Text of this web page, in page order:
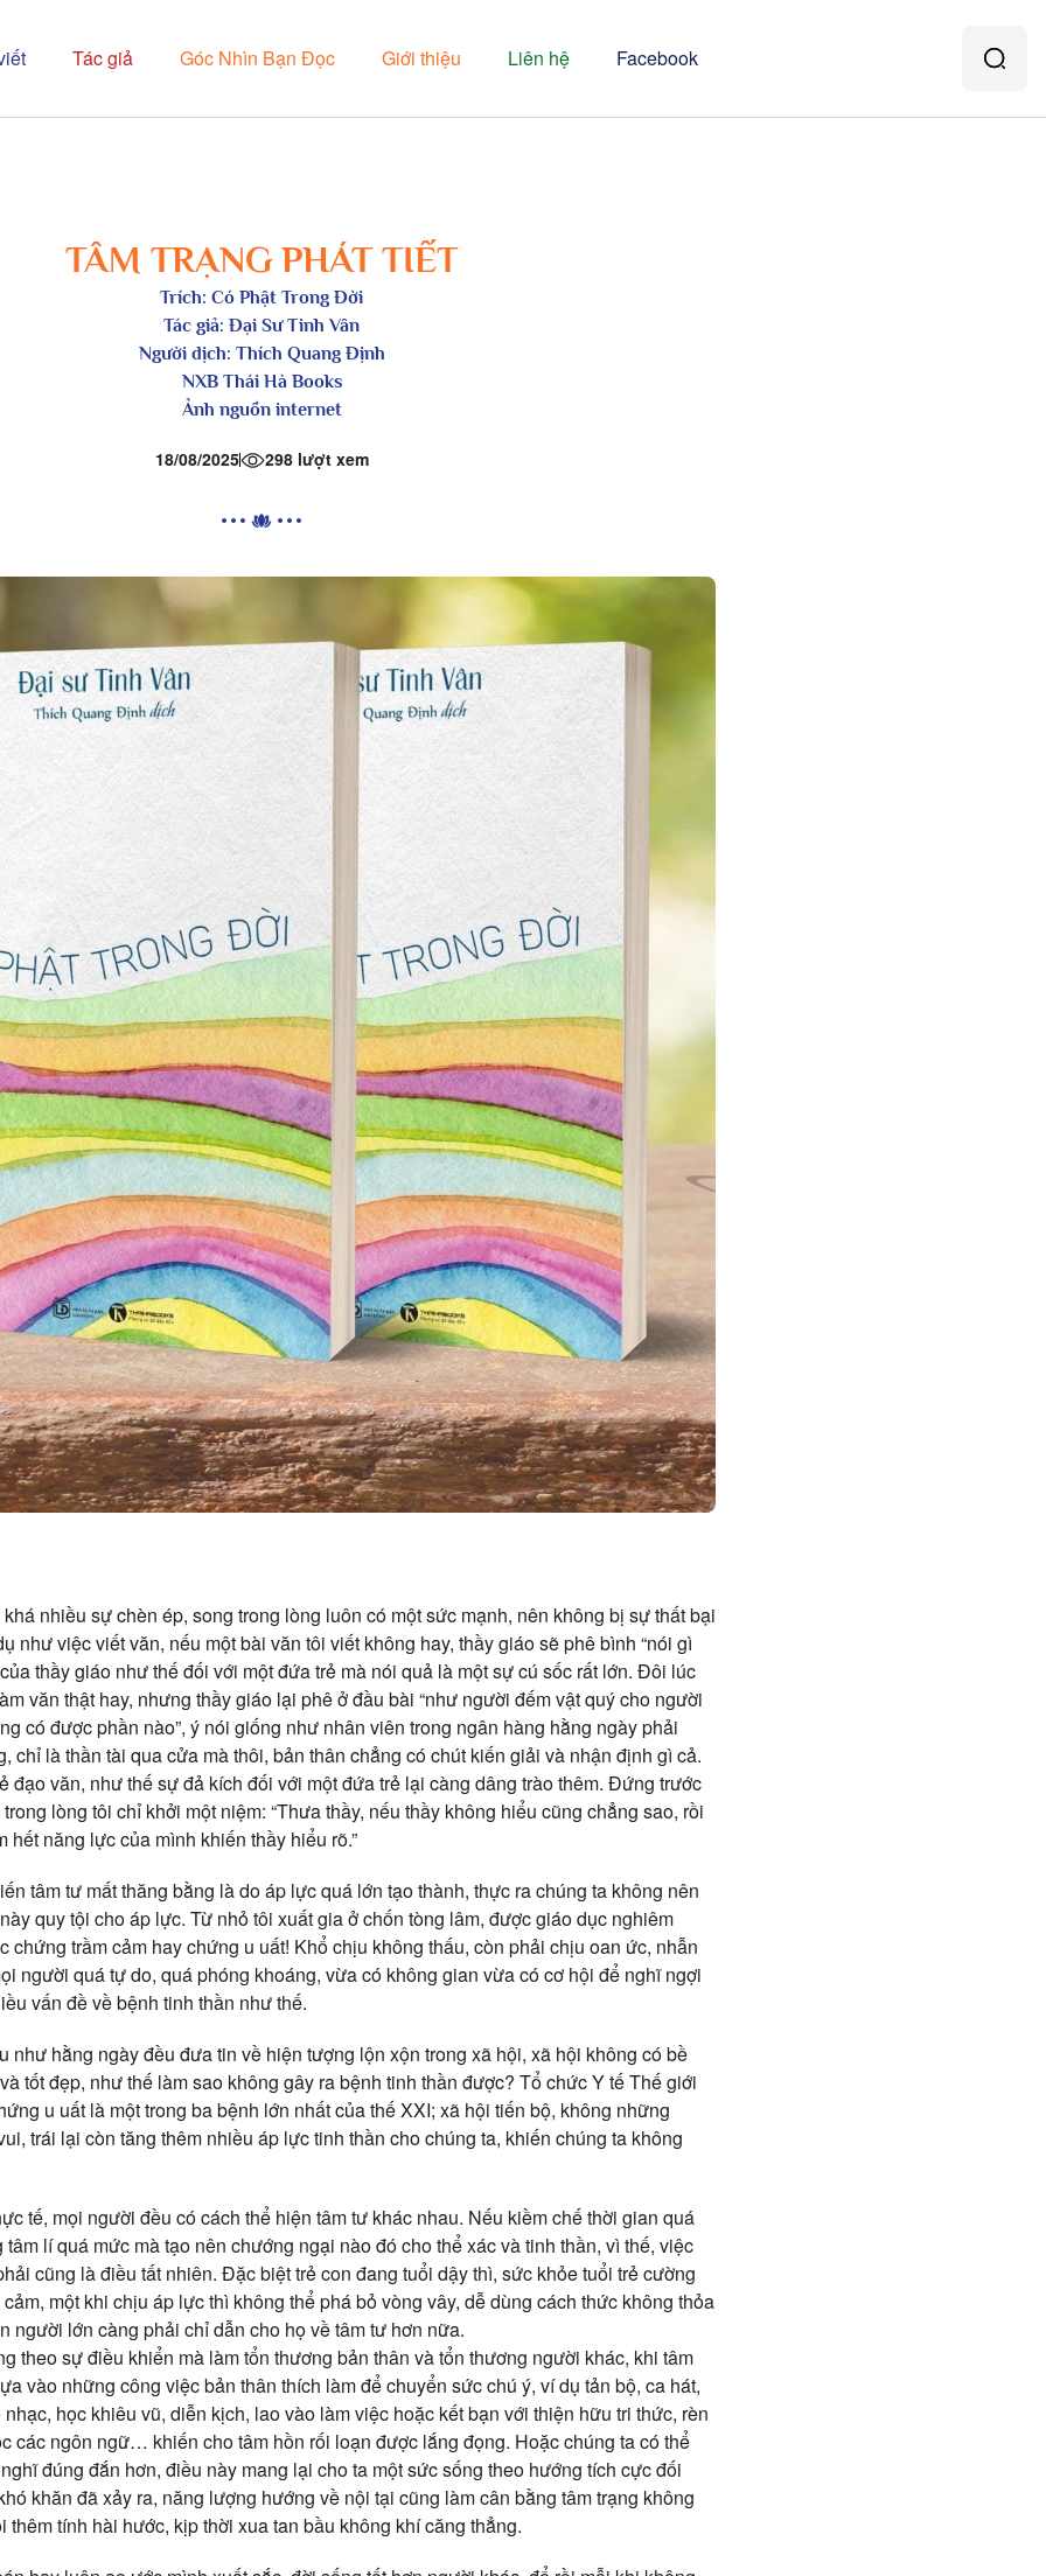
Tác giả Góc Nhìn Bạn Đọc Giới thiệu Liên hệ Facebook
TÂM TRẠNG PHÁT TIẾT
Trích: Có Phật Trong Đời
Tác giả: Đại Sư Tinh Vân
Người dịch: Thích Quang Định
NXB Thái Hà Books
Ảnh nguồn internet
18/08/2025 298 lượt xem
nhiều sự chèn ép, song trong lòng luôn có một sức mạnh, nên không bị sự thất bại
như việc viết văn, nếu một bài văn tôi viết không hay, thầy giáo sẽ phê bình “nói gì
thầy giáo như thế đối với một đứa trẻ mà nói quả là một sự cú sốc rất lớn. Đôi lúc
văn thật hay, nhưng thầy giáo lại phê ở đầu bài “như người đếm vật quý cho người
có được phần nào”, ý nói giống như nhân viên trong ngân hàng hằng ngày phải
chỉ là thần tài qua cửa mà thôi, bản thân chẳng có chút kiến giải và nhận định gì cả.
đạo văn, như thế sự đả kích đối với một đứa trẻ lại càng dâng trào thêm. Đứng trước
lòng tôi chỉ khởi một niệm: “Thưa thầy, nếu thầy không hiểu cũng chẳng sao, rồi
hết năng lực của mình khiến thầy hiểu rõ.”
tâm tư mất thăng bằng là do áp lực quá lớn tạo thành, thực ra chúng ta không nên
quy tội cho áp lực. Từ nhỏ tôi xuất gia ở chốn tòng lâm, được giáo dục nghiêm
chứng trầm cảm hay chứng u uất! Khổ chịu không thấu, còn phải chịu oan ức, nhẫn
người quá tự do, quá phóng khoáng, vừa có không gian vừa có cơ hội để nghĩ ngợi
vấn đề về bệnh tinh thần như thế.
như hằng ngày đều đưa tin về hiện tượng lộn xộn trong xã hội, xã hội không có bề
tốt đẹp, như thế làm sao không gây ra bệnh tinh thần được? Tổ chức Y tế Thế giới
u uất là một trong ba bệnh lớn nhất của thế XXI; xã hội tiến bộ, không những
trái lại còn tăng thêm nhiều áp lực tinh thần cho chúng ta, khiến chúng ta không
tế, mọi người đều có cách thể hiện tâm tư khác nhau. Nếu kiềm chế thời gian quá
lí quá mức mà tạo nên chướng ngại nào đó cho thể xác và tinh thần, vì thế, việc
cũng là điều tất nhiên. Đặc biệt trẻ con đang tuổi dậy thì, sức khỏe tuổi trẻ cường
một khi chịu áp lực thì không thể phá bỏ vòng vây, dễ dùng cách thức không thỏa
người lớn càng phải chỉ dẫn cho họ về tâm tư hơn nữa.
theo sự điều khiển mà làm tổn thương bản thân và tổn thương người khác, khi tâm
vào những công việc bản thân thích làm để chuyển sức chú ý, ví dụ tản bộ, ca hát,
học khiêu vũ, diễn kịch, lao vào làm việc hoặc kết bạn với thiện hữu tri thức, rèn
các ngôn ngữ… khiến cho tâm hồn rối loạn được lắng đọng. Hoặc chúng ta có thể
đúng đắn hơn, điều này mang lại cho ta một sức sống theo hướng tích cực đối
khăn đã xảy ra, năng lượng hướng về nội tại cũng làm cân bằng tâm trạng không
thêm tính hài hước, kịp thời xua tan bầu không khí căng thẳng.